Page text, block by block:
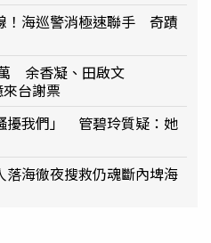
！海巡警消極速聯手 奇蹟
余香凝、田啟文
台謝票
擾我們」 管碧玲質疑：她
海徹夜搜救仍魂斷內埤海